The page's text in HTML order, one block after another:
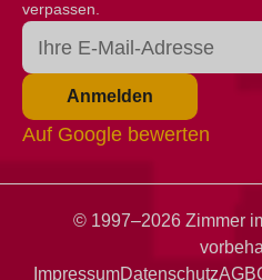
verpassen.
Anmelden
Auf Google bewerten
© 1997–2026 Zimmer
ImpressumDatenschutzAGB